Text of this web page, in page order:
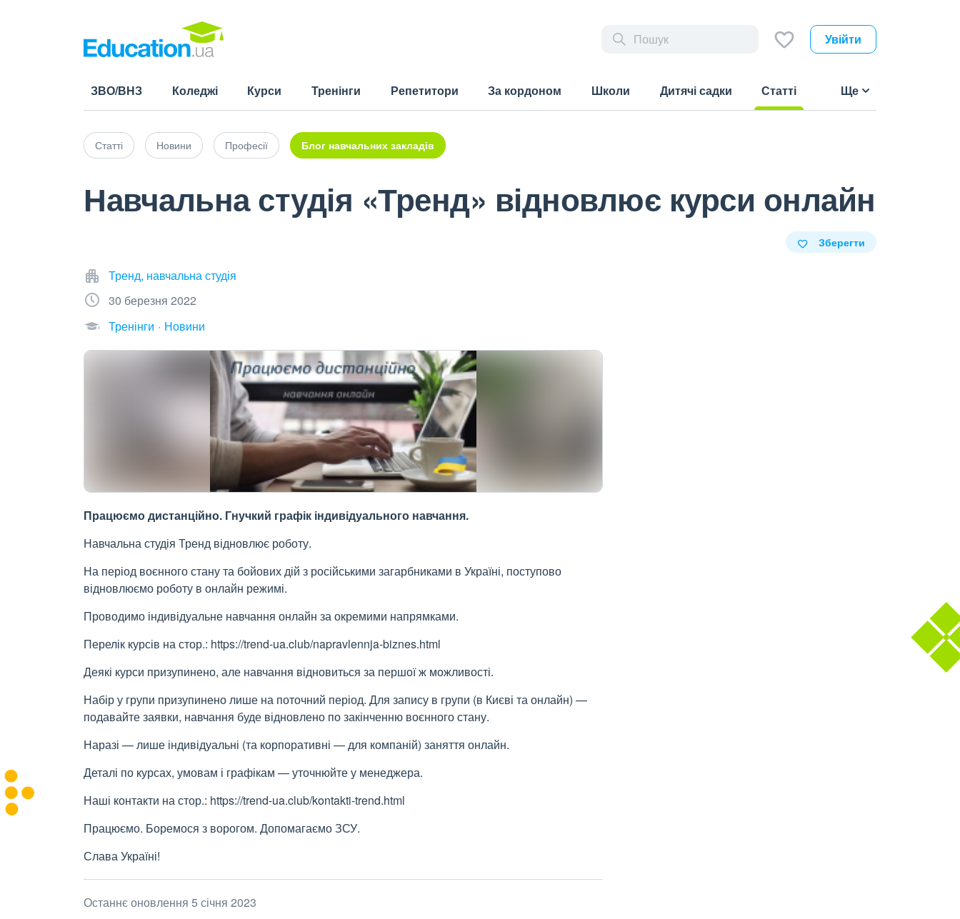
Увійти
ЗВО/ВНЗ Коледжі Курси Тренінги Репетитори За кордоном Школи Дитячі садки
Статті
Ще
Статті Новини Професії Блог навчальних закладів
Навчальна студія «Тренд» відновлює курси онлайн
Зберегти
Тренд, навчальна студія
30 березня 2022
Тренінги
Новини
Працюємо дистанційно. Гнучкий графік індивідуального навчання.
Навчальна студія Тренд відновлює роботу.
На період воєнного стану та бойових дій з російськими загарбниками в Україні, поступово
відновлюємо роботу в онлайн режимі.
Проводимо індивідуальне навчання онлайн за окремими напрямками.
Перелік курсів на стор.: https://trend-ua.club/napravlennja-biznes.html
Деякі курси призупинено, але навчання відновиться за першої ж можливості.
Набір у групи призупинено лише на поточний період. Для запису в групи (в Києві та онлайн) —
подавайте заявки, навчання буде відновлено по закінченню воєнного стану.
Наразі — лише індивідуальні (та корпоративні — для компаній) заняття онлайн.
Деталі по курсах, умовам і графікам — уточнюйте у менеджера.
Наші контакти на стор.: https://trend-ua.club/kontakti-trend.html
Працюємо. Боремося з ворогом. Допомагаємо ЗСУ.
Слава Україні!
Останнє оновлення 5 січня 2023